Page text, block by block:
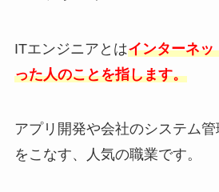
ITエンジニアとはインターネッ
った人のことを指します。
アプリ開発や会社のシステム
をこなす、人気の職業です。